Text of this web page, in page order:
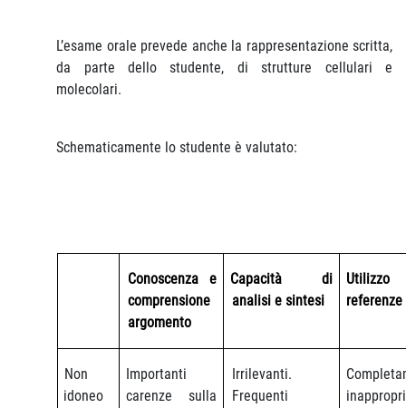
L’esame orale prevede anche la rappresentazione scritta,
da parte dello studente, di strutture cellulari e
molecolari.
Schematicamente lo studente è valutato:
Conoscenza e
comprensione
argomento
Capacità di
analisi e sintesi
referenze
Non
idoneo
Importanti
carenze sulla
Irrilevanti.
Frequenti